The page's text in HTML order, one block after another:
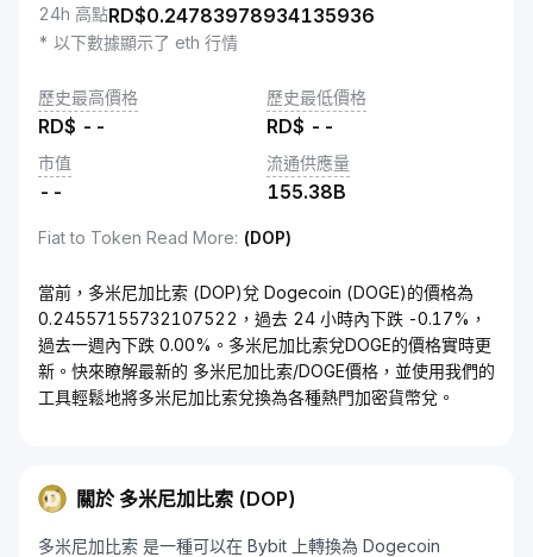
24h 高點RD$0.24783978934135936
* 以下數據顯示了 eth 行情
歷史最高價格
RD$ --
歷史最低價格
RD$ --
市值
--
流通供應量
155.38B
Fiat to Token Read More: (DOP)
當前，多米尼加比索 (DOP)兌 Dogecoin (DOGE)的價格為
0.24557155732107522，過去 24 小時內下跌 -0.17%，
過去一週內下跌 0.00%。多米尼加比索兌DOGE的價格實時更
新。快來瞭解最新的 多米尼加比索/DOGE價格，並使用我們的
工具輕鬆地將多米尼加比索兌換為各種熱門加密貨幣兌。
關於 多米尼加比索 (DOP)
多米尼加比索 是一種可以在 Bybit 上轉換為 Dogecoin